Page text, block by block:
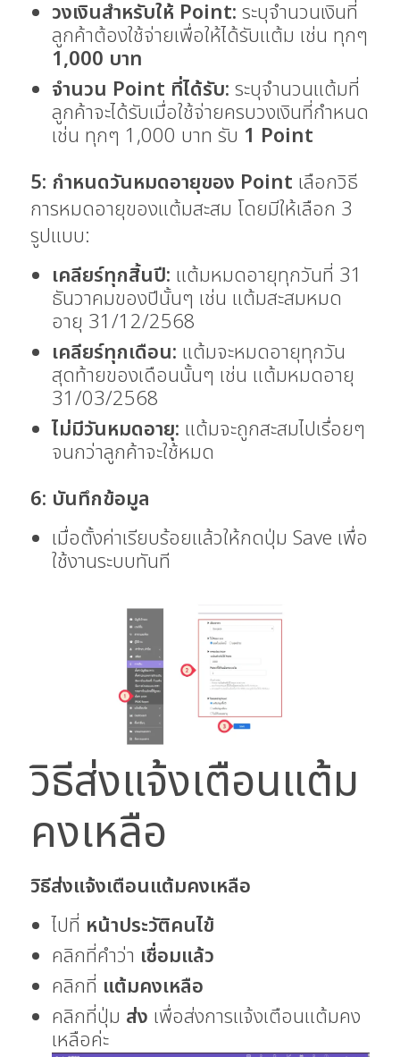
วงเงินสำหรับให้ Point: ระบุจำนวนเงินที่
ลูกค้าต้องใช้จ่ายเพื่อให้ได้รับแต้ม เช่น ทุกๆ
1,000 บาท
จำนวน Point ที่ได้รับ: ระบุจำนวนแต้มที่
ลูกค้าจะได้รับเมื่อใช้จ่ายครบวงเงินที่กำหนด
เช่น ทุกๆ 1,000 บาท รับ 1 Point
5: กำหนดวันหมดอายุของ Point เลือกวิธี
การหมดอายุของแต้มสะสม โดยมีให้เลือก 3
รูปแบบ:
เคลียร์ทุกสิ้นปี: แต้มหมดอายุทุกวันที่ 31
ธันวาคมของปีนั้นๆ เช่น แต้มสะสมหมด
อายุ 31/12/2568
เคลียร์ทุกเดือน: แต้มจะหมดอายุทุกวัน
สุดท้ายของเดือนนั้นๆ เช่น แต้มหมดอายุ
31/03/2568
ไม่มีวันหมดอายุ: แต้มจะถูกสะสมไปเรื่อยๆ
จนกว่าลูกค้าจะใช้หมด
6: บันทึกข้อมูล
เมื่อตั้งค่าเรียบร้อยแล้วให้กดปุ่ม Save เพื่อ
ใช้งานระบบทันที
วิธีส่งแจ้งเตือนแต้ม
คงเหลือ
วิธีส่งแจ้งเตือนแต้มคงเหลือ
ไปที่ หน้าประวัติคนไข้
คลิกที่คำว่า เชื่อมแล้ว
คลิกที่ แต้มคงเหลือ
คลิกที่ปุ่ม ส่ง เพื่อส่งการแจ้งเตือนแต้มคง
เหลือค่ะ